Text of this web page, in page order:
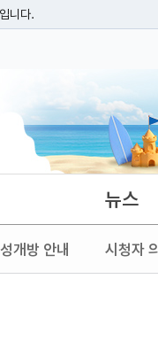
니다.
하고 있다면 아래 URL에서
뉴스
개방 안내 시청자